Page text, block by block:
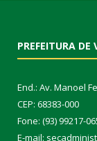
PREFEITURA
End.: Av. Manoel
CEP: 68383-000
Fone: (93) 99217-
E-mail: